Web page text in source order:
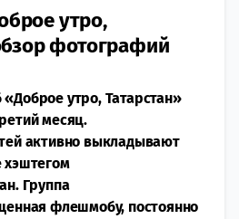
утро,
фотографий
утро, Татарстан»
месяц.
активно выкладывают
Группа
флешмобу, постоянно